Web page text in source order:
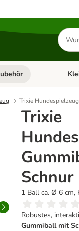
suchen
Katzenfutter &
Trixie
Trixie
Schnur
1 Ball ca. Ø 6 cm,
Robustes,
Gummiball mit